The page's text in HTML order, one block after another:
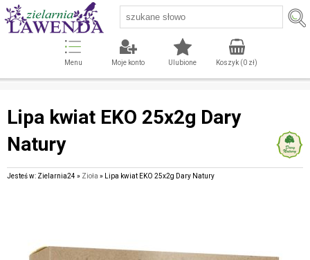
Menu Moje konto Ulubione Koszyk (0zł)
Lipa kwiat EKO 25x2g Dary
Natury
Jesteś w: Zielarnia24 » Zioła » Lipa kwiat EKO 25x2g Dary Natury